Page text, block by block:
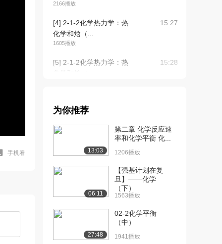
手机看
2166播放
[4] 2-1-2化学热力学：热
化学和焓（...
1605播放
15:27
[5] 2-1-2化学热力学：热
15:28
化学和焓（...
[7] 3-1-3化学热力学化学
反应的方向...
15:50
[8] 3-1-3化学热力学化学
反应的方向...
[9] 3-1-3化学热力学化学
反应的方向...
1100播放
为你推荐
13:03
第二章 化学反应速
率和化学平衡 化...
1206播放
06:11
【强基计划在复
旦】——化学
（下）
1563播放
27:48
02-2化学平衡
（中）
1941播放